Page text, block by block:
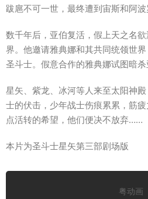
跋扈不可一世，最终遭到宙斯和阿波
数千年后，亚伯复活，假上天之名
界。他邀请雅典娜和其共同统领世
圣斗士。假意合作的雅典娜试图暗杀
星矢、紫龙、冰河等人来至太阳神
士的伏击，少年战士伤痕累累，筋
点活转的希望，他们便决不放弃……
本片为圣斗士星矢第三部剧场版
粤动画